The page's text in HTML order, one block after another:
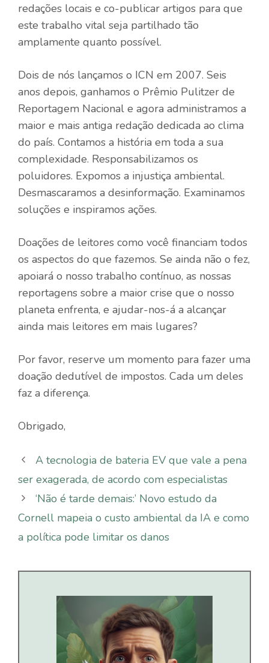
redações locais e co-publicar artigos para que
este trabalho vital seja partilhado tão
amplamente quanto possível.
Dois de nós lançamos o ICN em 2007. Seis
anos depois, ganhamos o Prêmio Pulitzer de
Reportagem Nacional e agora administramos a
maior e mais antiga redação dedicada ao clima
do país. Contamos a história em toda a sua
complexidade. Responsabilizamos os
poluidores. Expomos a injustiça ambiental.
Desmascaramos a desinformação. Examinamos
soluções e inspiramos ações.
Doações de leitores como você financiam todos
os aspectos do que fazemos. Se ainda não o fez,
apoiará o nosso trabalho contínuo, as nossas
reportagens sobre a maior crise que o nosso
planeta enfrenta, e ajudar-nos-á a alcançar
ainda mais leitores em mais lugares?
Por favor, reserve um momento para fazer uma
doação dedutível de impostos. Cada um deles
faz a diferença.
Obrigado,
A tecnologia de bateria EV que vale a pena
ser exagerada, de acordo com especialistas
‘Não é tarde demais:’ Novo estudo da
Cornell mapeia o custo ambiental da IA ​​e como
a política pode limitar os danos